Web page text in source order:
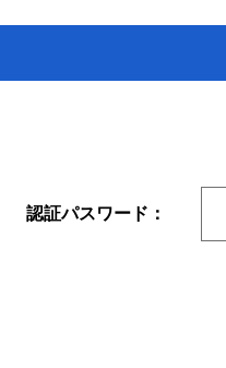
認証パスワード：